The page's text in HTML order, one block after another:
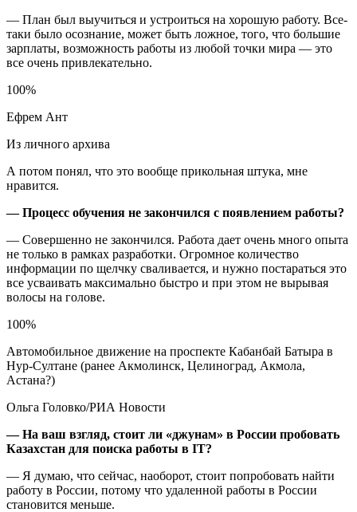
— План был выучиться и устроиться на хорошую работу. Все-
таки было осознание, может быть ложное, того, что большие
зарплаты, возможность работы из любой точки мира — это
все очень привлекательно.
100%
Ефрем Ант
Из личного архива
А потом понял, что это вообще прикольная штука, мне
нравится.
— Процесс обучения не закончился с появлением работы?
— Совершенно не закончился. Работа дает очень много опыта
не только в рамках разработки. Огромное количество
информации по щелчку сваливается, и нужно постараться это
все усваивать максимально быстро и при этом не вырывая
волосы на голове.
100%
Автомобильное движение на проспекте Кабанбай Батыра в
Нур-Султане (ранее Акмолинск, Целиноград, Акмола,
Астана?)
Ольга Головко/РИА Новости
— На ваш взгляд, стоит ли «джунам» в России пробовать
Казахстан для поиска работы в IT?
— Я думаю, что сейчас, наоборот, стоит попробовать найти
работу в России, потому что удаленной работы в России
становится меньше.